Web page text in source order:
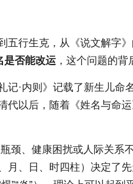
五行生克，从《说文解字
是否能改运 ，这个问题的
·内则》记载了新生儿
以后，随着《姓名与命
颈、健康困扰或人际关系
、日、时四柱）决定了